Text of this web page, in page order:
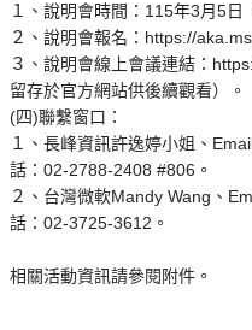
１、說明會時間：115年3月5日
２、說明會報名：https://
３、說明會線上會議連結：
留存於官方網站供後續觀看）。
(四)聯繫窗口：
１、長峰資訊許逸婷小姐、
話：02-2788-2408 #806。
２、台灣微軟Mandy Wang、
話：02-3725-3612。
相關活動資訊請參閱附件。